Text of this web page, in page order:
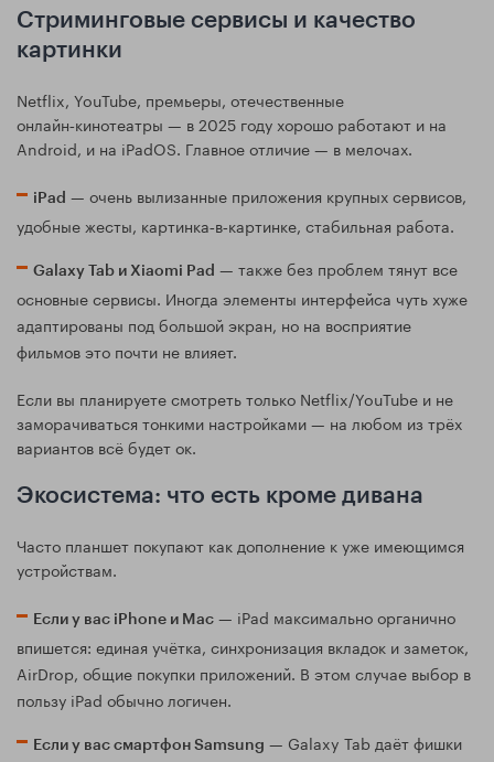
Стриминговые сервисы и качество
картинки
Netflix, YouTube, премьеры, отечественные
онлайн‑кинотеатры — в 2025 году хорошо работают и на
Android, и на iPadOS. Главное отличие — в мелочах.
iPad — очень вылизанные приложения крупных сервисов,
удобные жесты, картинка‑в‑картинке, стабильная работа.
Galaxy Tab и Xiaomi Pad — также без проблем тянут все
основные сервисы. Иногда элементы интерфейса чуть хуже
адаптированы под большой экран, но на восприятие
фильмов это почти не влияет.
Если вы планируете смотреть только Netflix/YouTube и не
заморачиваться тонкими настройками — на любом из трёх
вариантов всё будет ок.
Экосистема: что есть кроме дивана
Часто планшет покупают как дополнение к уже имеющимся
устройствам.
Если у вас iPhone и Mac — iPad максимально органично
впишется: единая учётка, синхронизация вкладок и заметок,
AirDrop, общие покупки приложений. В этом случае выбор в
пользу iPad обычно логичен.
Если у вас смартфон Samsung — Galaxy Tab даёт фишки